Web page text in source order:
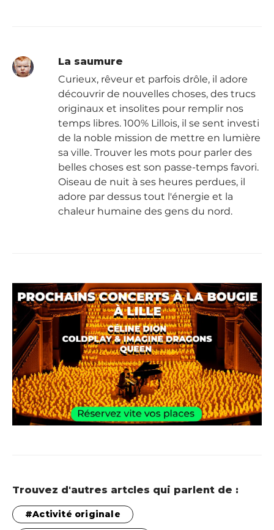
La saumure
Curieux, rêveur et parfois drôle, il adore
découvrir de nouvelles choses, des trucs
originaux et insolites pour remplir nos
temps libres. 100% Lillois, il se sent investi
de la noble mission de mettre en lumière
sa ville. Trouver les mots pour parler des
belles choses est son passe-temps favori.
Oiseau de nuit à ses heures perdues, il
adore par dessus tout l'énergie et la
chaleur humaine des gens du nord.
Trouvez d'autres artcles qui parlent de :
Activité originale